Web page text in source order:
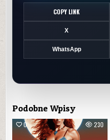
COPY LINK
X
WhatsApp
Podobne Wpisy
0 230